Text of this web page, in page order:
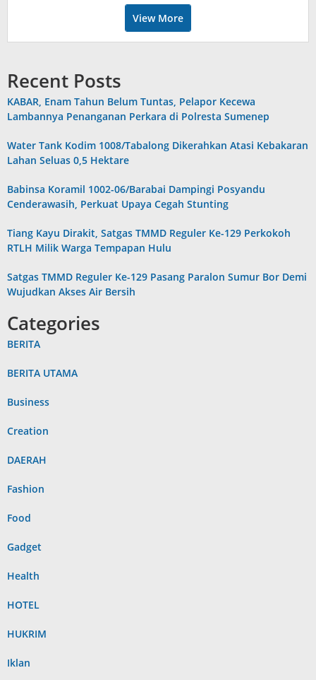
View More
Recent Posts
KABAR, Enam Tahun Belum Tuntas, Pelapor Kecewa
Lambannya Penanganan Perkara di Polresta Sumenep
Water Tank Kodim 1008/Tabalong Dikerahkan Atasi Kebakaran
Lahan Seluas 0,5 Hektare
Babinsa Koramil 1002-06/Barabai Dampingi Posyandu
Cenderawasih, Perkuat Upaya Cegah Stunting
Tiang Kayu Dirakit, Satgas TMMD Reguler Ke-129 Perkokoh
RTLH Milik Warga Tempapan Hulu
Satgas TMMD Reguler Ke-129 Pasang Paralon Sumur Bor Demi
Wujudkan Akses Air Bersih
Categories
BERITA
BERITA UTAMA
Business
Creation
DAERAH
Fashion
Food
Gadget
Health
HOTEL
HUKRIM
Iklan